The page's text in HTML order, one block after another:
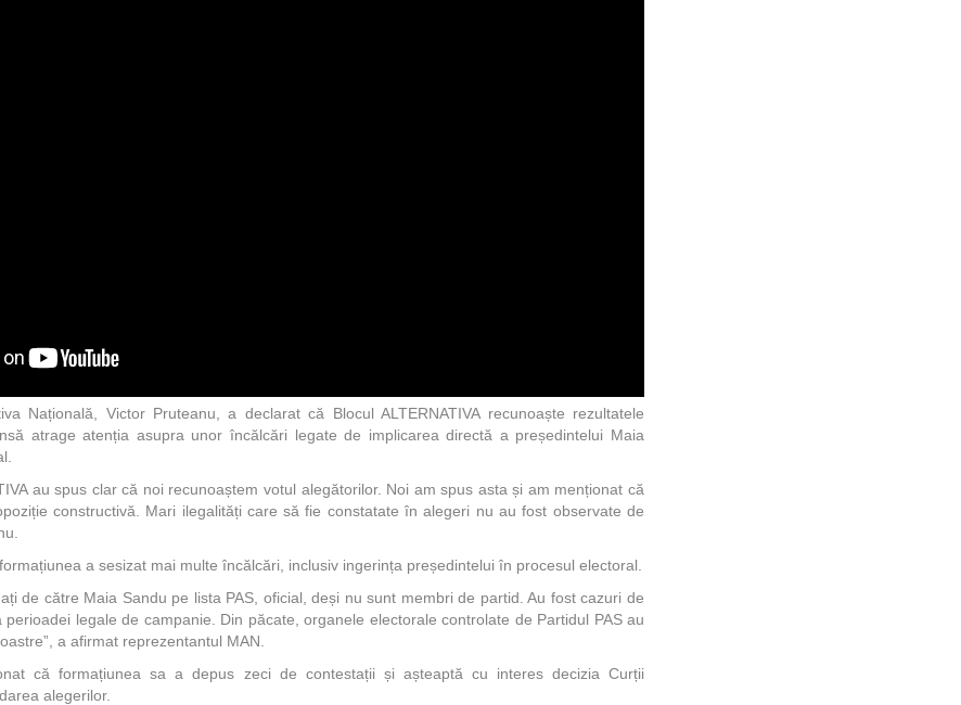
Națională, Victor Pruteanu, a declarat că Blocul ALTERNATIVA recunoaște rezultatele
atrage atenția asupra unor încălcări legate de implicarea directă a președintelui Maia
au spus clar că noi recunoaștem votul alegătorilor. Noi am spus asta și am menționat că
constructivă. Mari ilegalități care să fie constatate în alegeri nu au fost observate de
a sesizat mai multe încălcări, inclusiv ingerința președintelui în procesul electoral.
de către Maia Sandu pe lista PAS, oficial, deși nu sunt membri de partid. Au fost cazuri de
legale de campanie. Din păcate, organele electorale controlate de Partidul PAS au
a afirmat reprezentantul MAN.
că formațiunea sa a depus zeci de contestații și așteaptă cu interes decizia Curții
alegerilor.